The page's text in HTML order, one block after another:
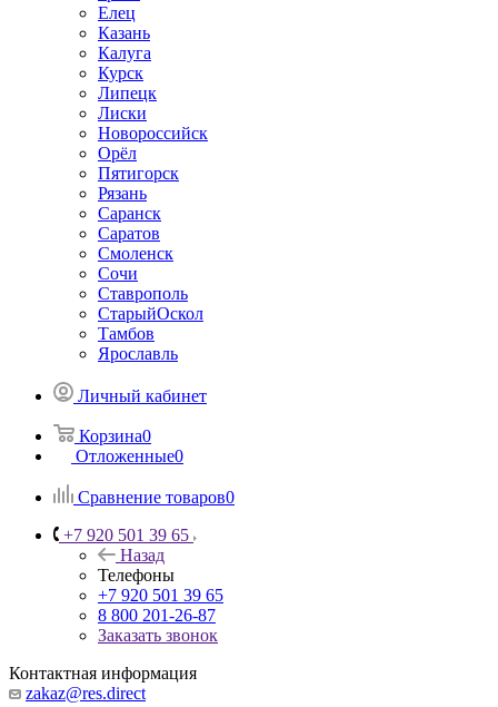
Елец
Казань
Калуга
Курск
Липецк
Лиски
Новороссийск
Орёл
Пятигорск
Рязань
Саранск
Саратов
Смоленск
Сочи
Ставрополь
СтарыйОскол
Тамбов
Ярославль
Личный кабинет
Корзина0
Отложенные0
Сравнение товаров0
+7 920 501 39 65
Назад
Телефоны
+7 920 501 39 65
8 800 201-26-87
Заказать звонок
Контактная информация
zakaz@res.direct